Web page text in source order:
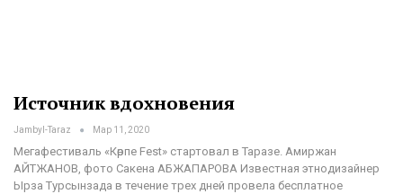
Источник вдохновения
Jambyl-Taraz Мар 11, 2020
Мегафестиваль «Көрпе Fest» стартовал в Таразе. Амиржан
АЙТЖАНОВ, фото Сакена АБЖАПАРОВА Известная этнодизайнер
Ырза Турсынзада в течение трех дней провела бесплатное